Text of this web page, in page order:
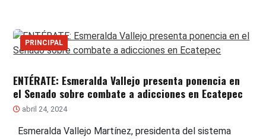
PRINCIPAL
ENTÉRATE: Esmeralda Vallejo presenta ponencia en
el Senado sobre combate a adicciones en Ecatepec
abril 24, 2024
Esmeralda Vallejo Martínez, presidenta del sistema